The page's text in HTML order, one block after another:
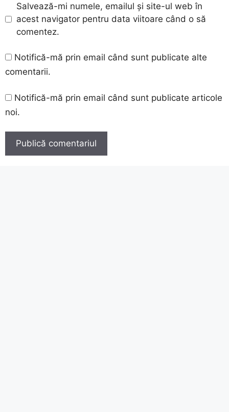
Salvează-mi numele, emailul și site-ul web în
acest navigator pentru data viitoare când o să
comentez.
Notifică-mă prin email când sunt publicate alte
comentarii.
Notifică-mă prin email când sunt publicate articole
noi.